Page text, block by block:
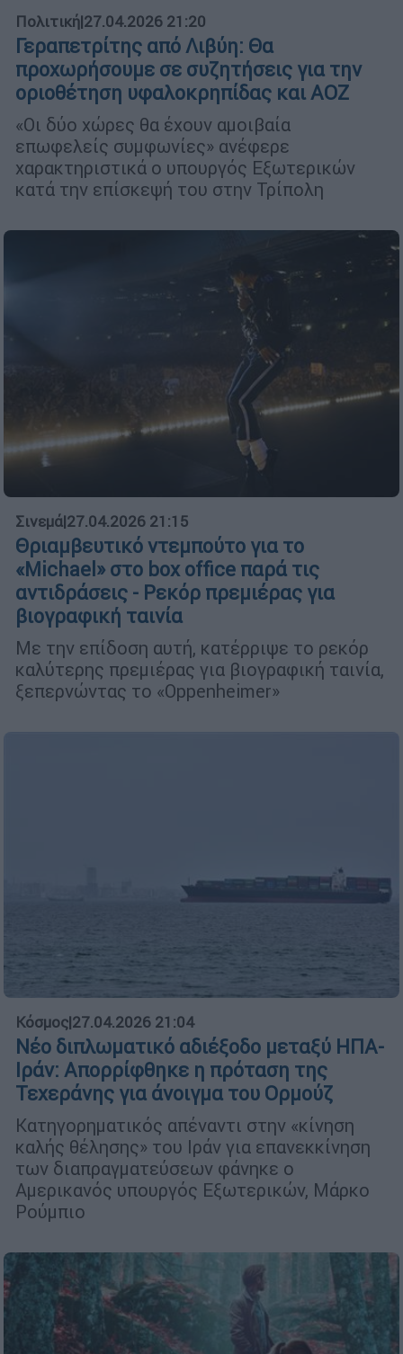
Πολιτική|27.04.2026 21:20
Γεραπετρίτης από Λιβύη: Θα
προχωρήσουμε σε συζητήσεις για την
οριοθέτηση υφαλοκρηπίδας και ΑΟΖ
«Οι δύο χώρες θα έχουν αμοιβαία
επωφελείς συμφωνίες» ανέφερε
χαρακτηριστικά ο υπουργός Εξωτερικών
κατά την επίσκεψή του στην Τρίπολη
Σινεμά|27.04.2026 21:15
Θριαμβευτικό ντεμπούτο για το
«Michael» στο box office παρά τις
αντιδράσεις - Ρεκόρ πρεμιέρας για
βιογραφική ταινία
Με την επίδοση αυτή, κατέρριψε το ρεκόρ
καλύτερης πρεμιέρας για βιογραφική ταινία,
ξεπερνώντας το «Oppenheimer»
Κόσμος|27.04.2026 21:04
Νέο διπλωματικό αδιέξοδο μεταξύ ΗΠΑ-
Ιράν: Απορρίφθηκε η πρόταση της
Τεχεράνης για άνοιγμα του Ορμούζ
Κατηγορηματικός απέναντι στην «κίνηση
καλής θέλησης» του Ιράν για επανεκκίνηση
των διαπραγματεύσεων φάνηκε ο
Αμερικανός υπουργός Εξωτερικών, Μάρκο
Ρούμπιο